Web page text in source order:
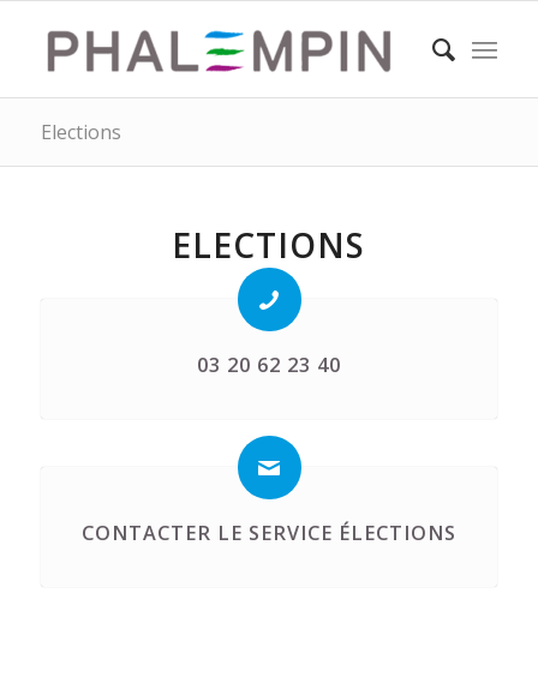
Elections
ELECTIONS
03 20 62 23 40
CONTACTER LE SERVICE ÉLECTIONS